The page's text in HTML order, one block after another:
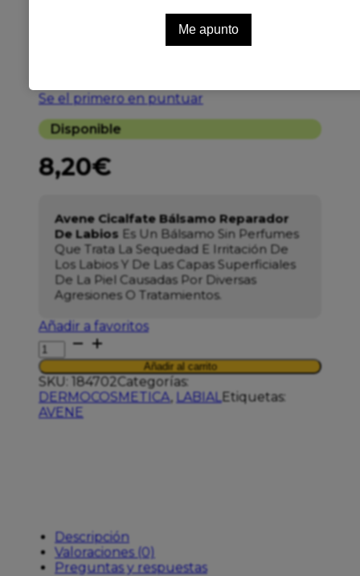
AVENE CICALFATE
BALSAMO LABIAL
Se el primero en puntuar
Disponible
8,20€
Avene Cicalfate Bálsamo Reparador
De Labios Es Un Bálsamo Sin Perfumes
Que Trata La Sequedad E Irritación De
Los Labios Y De Las Capas Superficiales
De La Piel Causadas Por Diversas
Agresiones O Tratamientos.
Añadir a favoritos
AVENE
CICALFATE
BALSAMO
LABIAL
REPARADOR
10ML
Añadir al carrito
SKU: 184702Categorías:
DERMOCOSMETICA, LABIALEtiquetas:
AVENE
Descripción
Valoraciones (0)
Preguntas y respuestas